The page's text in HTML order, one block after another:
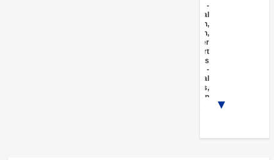
Agricultural
Extension,
Research,
and Other
Activities
Agricultural
markets,
commercialization
and agri-business